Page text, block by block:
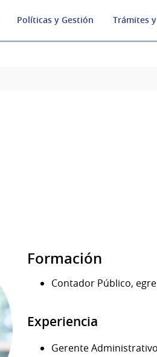
Políticas y Gestión Trámites
Formación
Contador Público,
Experiencia
Gerente